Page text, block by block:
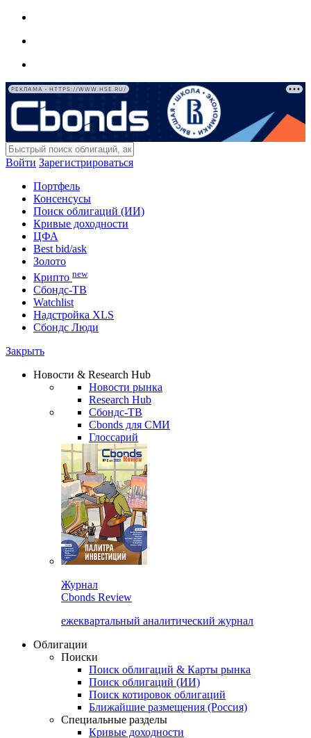
РЕКЛАМА • HTTPS://WWW.HSE.RU/
Войти Зарегистрироваться
Портфель
Консенсусы
Поиск облигаций (ИИ)
Кривые доходности
ЦФА
Best bid/ask
Золото
Крипто new
Сбондс-ТВ
Watchlist
Надстройка XLS
Сбондс Люди
Закрыть
Новости & Research Hub
Новости рынка
Research Hub
Сбондс-ТВ
Cbonds для СМИ
Глоссарий
Журнал
Cbonds Review
ежеквартальный аналитический журнал
Облигации
Поиски
Поиск облигаций & Карты рынка
Поиск облигаций (ИИ)
Поиск котировок облигаций
Ближайшие размещения (Россия)
Специальные разделы
Кривые доходности